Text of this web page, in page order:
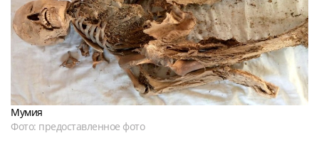
Мумия
Фото: предоставленное фото